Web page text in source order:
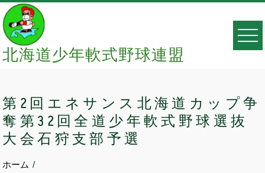
Skip
to
content
北海道少年軟式野球連盟
第2回エネサンス北海道カップ争
奪第32回全道少年軟式野球選抜
大会石狩支部予選
ホーム